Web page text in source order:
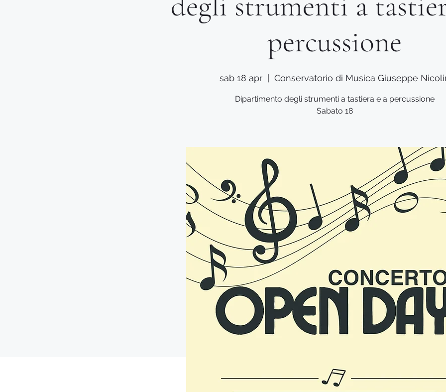
percussione
sab 18 apr
  |
Conservatorio di Musica Giuseppe
Dipartimento degli strumenti a tastiera e a percussione
Sabato 18